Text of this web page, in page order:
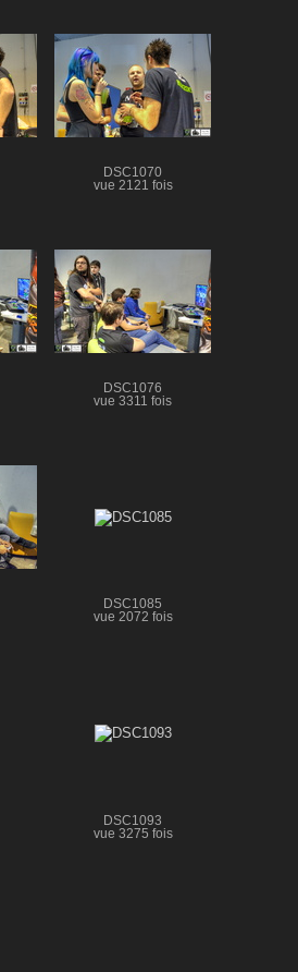
DSC1070
vue 2121 fois
DSC1076
vue 3311 fois
DSC1085
vue 2072 fois
DSC1093
vue 3275 fois